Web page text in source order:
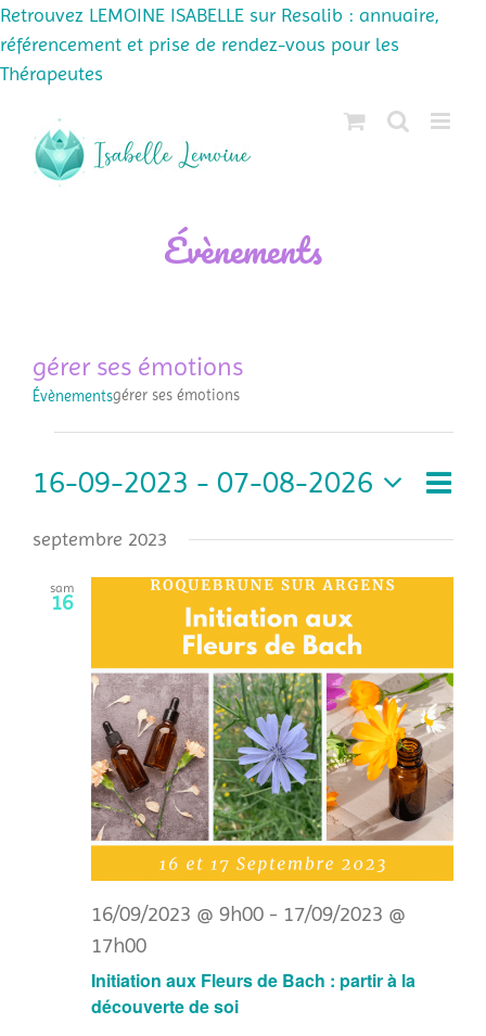
Retrouvez LEMOINE ISABELLE sur Resalib : annuaire,
référencement et prise de rendez-vous pour les
Thérapeutes
contenu
Évènements
gérer ses émotions
Évènementsgérer ses émotions
par
vues
Liste
16-09-2023 - 07-08-2026
une
date.
septembre 2023
sam
16
Initiation aux Fleurs de Bach : partir à la
découverte de soi
16/09/2023 @ 9h00 - 17/09/2023 @
17h00